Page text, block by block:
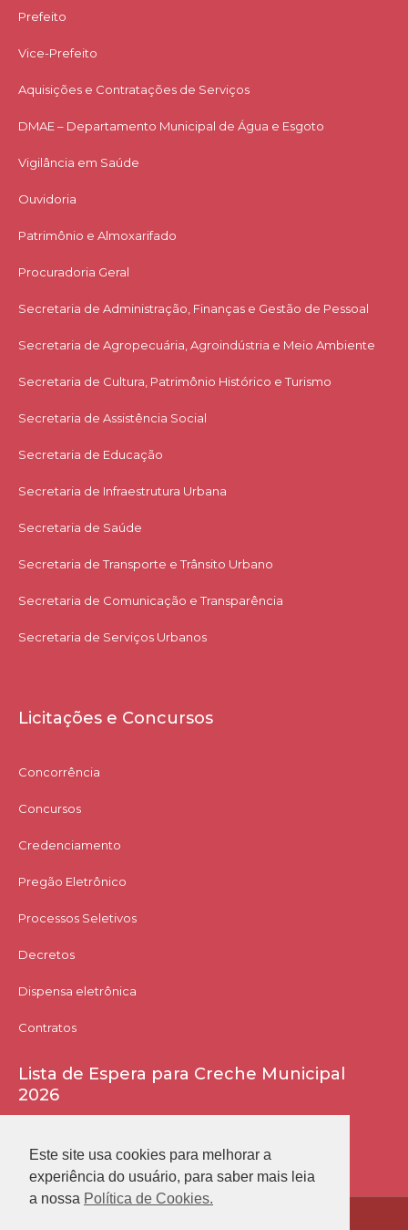
Prefeito
Vice-Prefeito
Aquisições e Contratações de Serviços​
DMAE – Departamento Municipal de Água e Esgoto
Vigilância em Saúde
Ouvidoria
Patrimônio e Almoxarifado
Procuradoria Geral
Secretaria de Administração, Finanças e Gestão de Pessoal
Secretaria de Agropecuária, Agroindústria e Meio Ambiente
Secretaria de Cultura, Patrimônio Histórico e Turismo
Secretaria de Assistência Social
Secretaria de Educação
Secretaria de Infraestrutura Urbana
Secretaria de Saúde
Secretaria de Transporte e Trânsito Urbano
Secretaria de Comunicação e Transparência
Secretaria de Serviços Urbanos
Licitações e Concursos
Concorrência
Concursos
Credenciamento
Pregão Eletrônico
Processos Seletivos
Decretos
Dispensa eletrônica
Contratos
Lista de Espera para Creche Municipal
2026
Este site usa cookies para melhorar a
experiência do usuário, para saber mais leia
a nossa Política de Cookies.